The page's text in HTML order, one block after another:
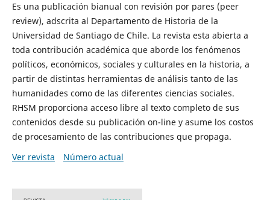
Es una publicación bianual con revisión por pares (peer
review), adscrita al Departamento de Historia de la
Universidad de Santiago de Chile. La revista esta abierta a
toda contribución académica que aborde los fenómenos
políticos, económicos, sociales y culturales en la historia, a
partir de distintas herramientas de análisis tanto de las
humanidades como de las diferentes ciencias sociales.
RHSM proporciona acceso libre al texto completo de sus
contenidos desde su publicación on-line y asume los costos
de procesamiento de las contribuciones que propaga.
Ver revista
Número actual